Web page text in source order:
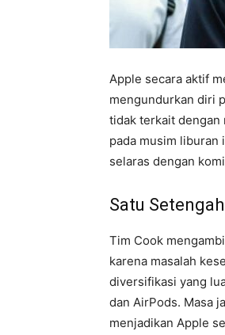
Apple secara aktif
mengundurkan diri
tidak terkait dengan
pada musim liburan
selaras dengan
Satu
Tim Cook
karena masalah
diversifikasi yang
dan AirPods. Masa
menjadikan Apple